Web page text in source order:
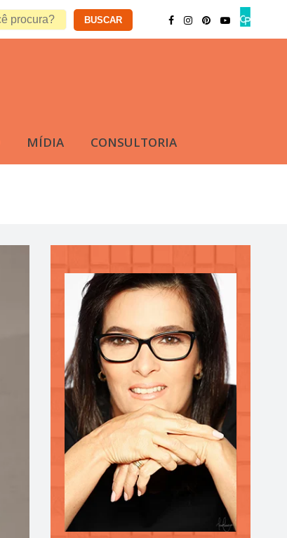
MÍDIA
CONSULTORIA